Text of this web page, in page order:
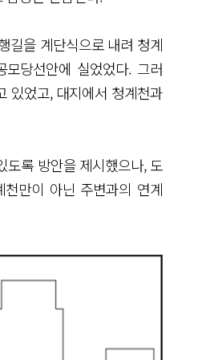
길을 계단식으로 내려 청계
당선안에 실었었다. 그러
있었고, 대지에서 청계천과
도록 방안을 제시했으나, 도
만이 아닌 주변과의 연계